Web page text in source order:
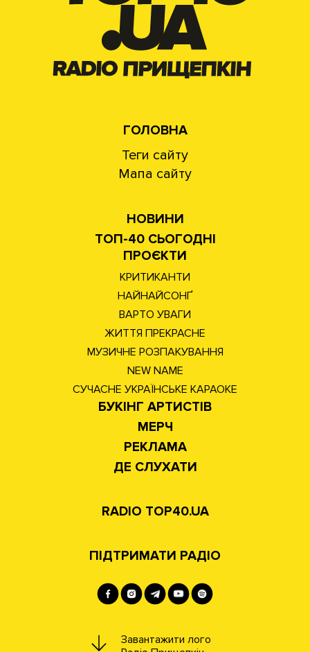
ГОЛОВНА
Теги сайту
Мапа сайту
НОВИНИ
ТОП-40 СЬОГОДНІ
ПРОЄКТИ
КРИТИКАНТИ
НАЙНАЙСОНҐ
ВАРТО УВАГИ
ЖИТТЯ ПРЕКРАСНЕ
МУЗИЧНЕ РОЗПАКУВАННЯ
NEW NAME
СУЧАСНЕ УКРАЇНСЬКЕ КАРАОКЕ
БУКІНГ АРТИСТІВ
МЕРЧ
РЕКЛАМА
ДЕ СЛУХАТИ
RADIO TOP40.UA
ПІДТРИМАТИ РАДІО
Завантажити лого